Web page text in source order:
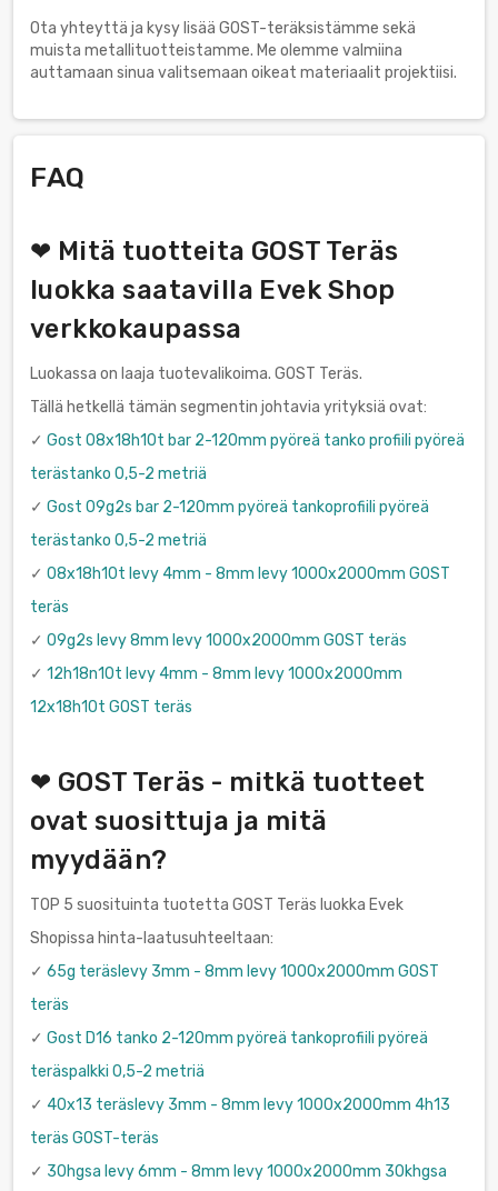
Ota yhteyttä ja kysy lisää GOST-teräksistämme sekä
muista metallituotteistamme. Me olemme valmiina
auttamaan sinua valitsemaan oikeat materiaalit projektiisi.
FAQ
❤ Mitä tuotteita GOST Teräs
luokka saatavilla Evek Shop
verkkokaupassa
Luokassa on laaja tuotevalikoima. GOST Teräs.
Tällä hetkellä tämän segmentin johtavia yrityksiä ovat:
✓ Gost 08x18h10t bar 2-120mm pyöreä tanko profiili pyöreä
terästanko 0,5-2 metriä
✓ Gost 09g2s bar 2-120mm pyöreä tankoprofiili pyöreä
terästanko 0,5-2 metriä
✓ 08x18h10t levy 4mm - 8mm levy 1000x2000mm GOST
teräs
✓ 09g2s levy 8mm levy 1000x2000mm GOST teräs
✓ 12h18n10t levy 4mm - 8mm levy 1000x2000mm
12x18h10t GOST teräs
❤ GOST Teräs - mitkä tuotteet
ovat suosittuja ja mitä
myydään?
TOP 5 suosituinta tuotetta GOST Teräs luokka Evek
Shopissa hinta-laatusuhteeltaan:
✓ 65g teräslevy 3mm - 8mm levy 1000x2000mm GOST
teräs
✓ Gost D16 tanko 2-120mm pyöreä tankoprofiili pyöreä
teräspalkki 0,5-2 metriä
✓ 40x13 teräslevy 3mm - 8mm levy 1000x2000mm 4h13
teräs GOST-teräs
✓ 30hgsa levy 6mm - 8mm levy 1000x2000mm 30khgsa